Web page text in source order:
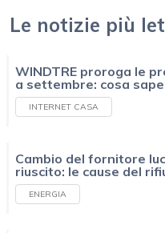
Le notizie più
WINDTRE proroga le
a settembre: cosa
INTERNET CASA
Cambio del fornitore
riuscito: le cause del
ENERGIA